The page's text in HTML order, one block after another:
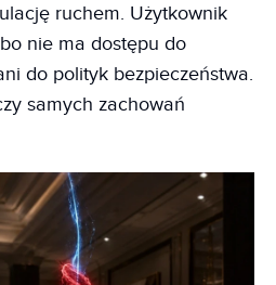
ruchem. Użytkownik
nie ma dostępu do
do polityk bezpieczeństwa.
samych zachowań